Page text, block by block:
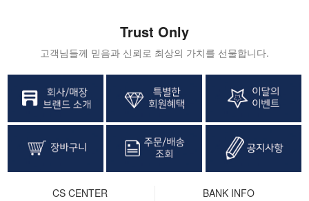
Trust Only
고객님들께 믿음과 신뢰로 최상의 가치를 선물합니다.
CS CENTER BANK INFO